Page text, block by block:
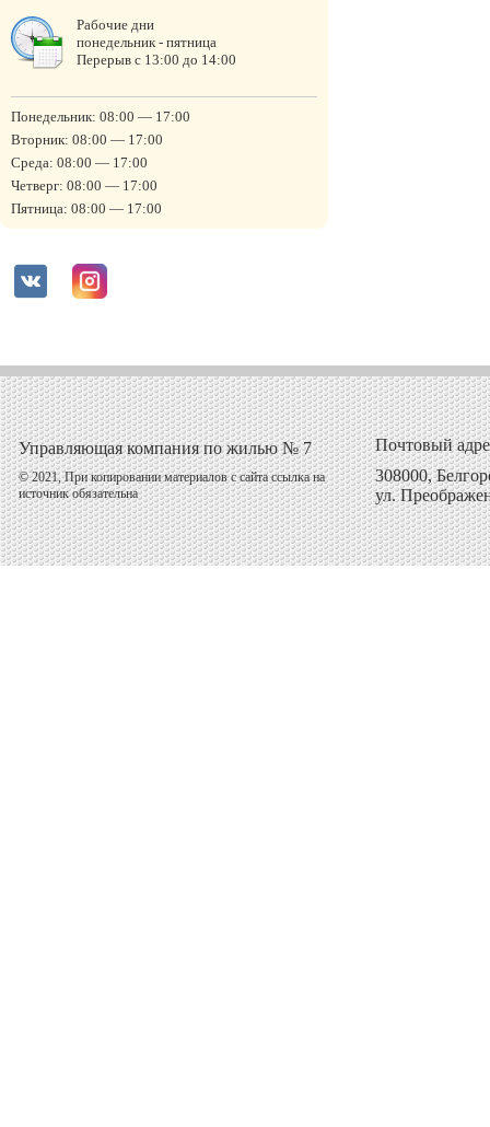
Рабочие дни
понедельник - пятница
Перерыв с 13:00 до 14:00
Понедельник: 08:00 — 17:00
Вторник: 08:00 — 17:00
Среда: 08:00 — 17:00
Четверг: 08:00 — 17:00
Пятница: 08:00 — 17:00
Управляющая компания по жилью № 7
© 2021, При копировании материалов с сайта ссылка на
источник обязательна
Почтовый
308000,
ул.